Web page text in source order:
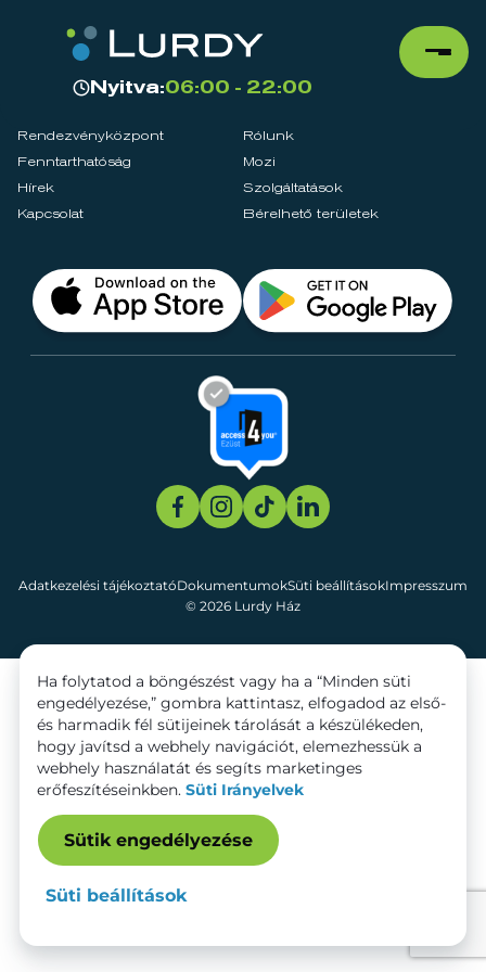
Nyitva:06:00 - 22:00
Rendezvényközpont
Rólunk
Fenntarthatóság
Mozi
Hírek
Szolgáltatások
Kapcsolat
Bérelhető területek
© 2026 Lurdy Ház
Adatkezelési tájékoztatóDokumentumokSüti beállításokImpresszum
Ha folytatod a böngészést vagy ha a “Minden süti
engedélyezése,” gombra kattintasz, elfogadod az első-
és harmadik fél sütijeinek tárolását a készülékeden,
hogy javítsd a webhely navigációt, elemezhessük a
webhely használatát és segíts marketinges
erőfeszítéseinkben. Süti Irányelvek
Sütik engedélyezése
Süti beállítások